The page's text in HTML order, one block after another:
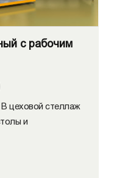
с рабочим
цеховой стеллаж
и